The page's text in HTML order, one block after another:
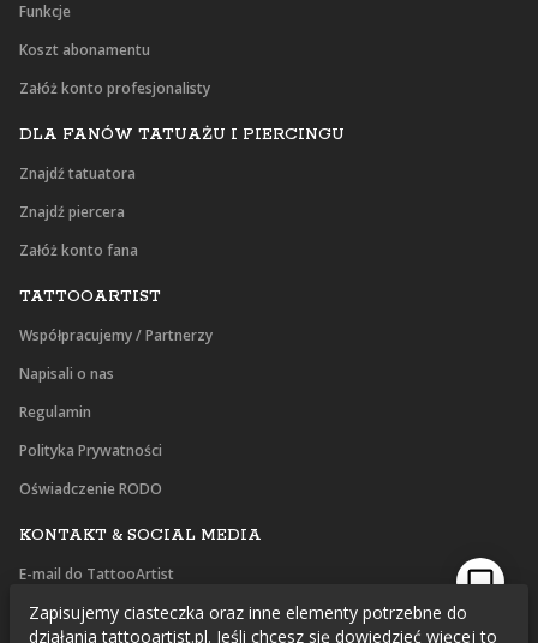
Funkcje
Koszt abonamentu
Załóż konto profesjonalisty
DLA FANÓW TATUAŻU I PIERCINGU
Znajdź tatuatora
Znajdź piercera
Załóż konto fana
TATTOOARTIST
Współpracujemy / Partnerzy
Napisali o nas
Regulamin
Polityka Prywatności
Oświadczenie RODO
KONTAKT & SOCIAL MEDIA
E-mail do TattooArtist
Facebook
Zapisujemy ciasteczka oraz inne elementy potrzebne do
działania tattooartist.pl. Jeśli chcesz się dowiedzieć więcej to